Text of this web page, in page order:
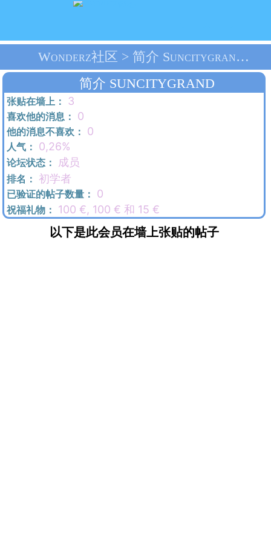
Wonderz社区 > 简介 Suncitygrand > 首页
简介 SUNCITYGRAND
张贴在墙上： 3
喜欢他的消息： 0
他的消息不喜欢： 0
人气： 0,26%
论坛状态： 成员
排名： 初学者
已验证的帖子数量： 0
祝福礼物： 100 €, 100 € 和 15 €
以下是此会员在墙上张贴的帖子